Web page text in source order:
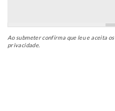
Ao submeter confirma que leu e aceita os
privacidade.